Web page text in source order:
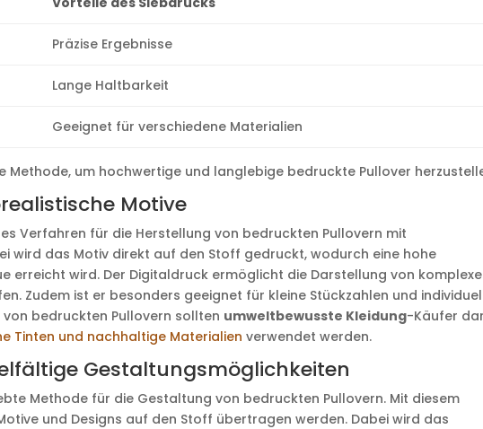
Präzise Ergebnisse
Lange Haltbarkeit
Geeignet für verschiedene Materialien
Methode, um hochwertige und langlebige bedruckte Pullover
Motive
Verfahren für die Herstellung von bedruckten Pullovern mit
wird das Motiv direkt auf den Stoff gedruckt, wodurch eine hohe
erreicht wird. Der Digitaldruck ermöglicht die Darstellung von
Zudem ist er besonders geeignet für kleine Stückzahlen und
bedruckten Pullovern sollten umweltbewusste Kleidung-Käufer
Tinten und nachhaltige Materialien verwendet werden.
Gestaltungsmöglichkeiten
Methode für die Gestaltung von bedruckten Pullovern. Mit diesem
und Designs auf den Stoff übertragen werden. Dabei wird das